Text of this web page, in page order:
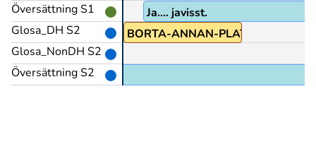
Översättning S1
Glosa_DH S2
Glosa_NonDH S2
Översättning S2
Ja.... javisst.
BORTA-ANNAN-PLATS